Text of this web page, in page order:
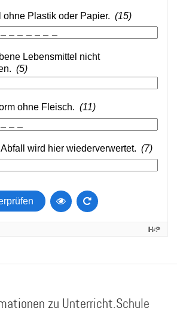
zu Unterricht.Schule